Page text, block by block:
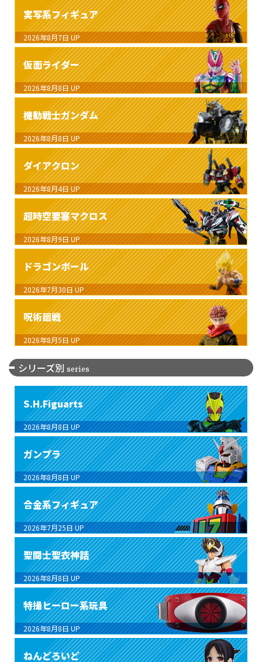
実写系フィギュア
2026年8月7日 UP
仮面ライダー
2026年8月8日 UP
機動戦士ガンダム
2026年8月8日 UP
ダイアクロン
2026年8月4日 UP
超時空要塞マクロス
2026年8月9日 UP
ドラゴンボール
2026年7月30日 UP
呪術廻戦
2026年8月5日 UP
シリーズ別 series
S.H.Figuarts
2026年8月8日 UP
ガンプラ
2026年8月8日 UP
合金系フィギュア
2026年7月25日 UP
聖闘士聖衣神話
2026年8月8日 UP
特撮ヒーロー系玩具
2026年8月8日 UP
ねんどろいど